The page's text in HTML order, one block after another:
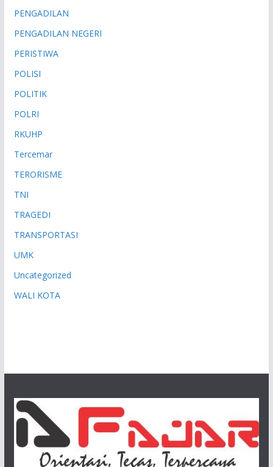
PENGADILAN
PENGADILAN NEGERI
PERISTIWA
POLISI
POLITIK
POLRI
RKUHP
Tercemar
TERORISME
TNI
TRAGEDI
TRANSPORTASI
UMK
Uncategorized
WALI KOTA